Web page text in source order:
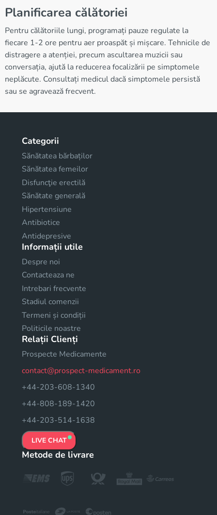
Planificarea călătoriei
Pentru călătoriile lungi, programați pauze regulate la
fiecare 1-2 ore pentru aer proaspăt și mișcare. Tehnicile de
distragere a atenției, precum ascultarea muzicii sau
conversația, ajută la reducerea focalizării pe simptomele
neplăcute. Consultați medicul dacă simptomele persistă
sau se agravează frecvent.
Categorii
Sănătatea bărbaților
Sănătatea femeilor
Disfuncţie erectilă
Sănătate generală
Hipertensiune
Antibiotice
Antidepresive
Informații utile
Despre noi
Contacteaza ne
Intrebari frecvente
Stadiul comenzii
Termeni și condiții
Politicile noastre
Relații Clienți
Prospecte Medicamente
contact@prospect-medicament.ro
+44-203-608-1340
+44-808-189-1420
+44-203-514-1638
LIVE CHAT
Metode de livrare